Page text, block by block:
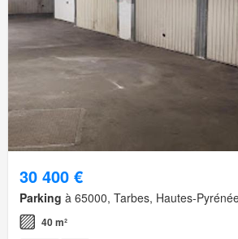
30 400 €
Parking à 65000, Tarbes, Hautes-
40 m²